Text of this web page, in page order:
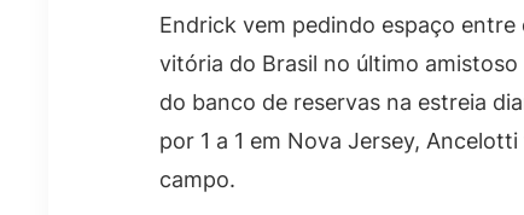
Endrick vem pedindo espaço
vitória do Brasil no último
do banco de reservas na estreia
por 1 a 1 em Nova Jersey,
campo.